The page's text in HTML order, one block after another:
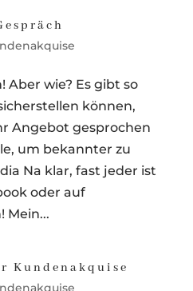
Aber wie? Es gibt so
können,
Angebot gesprochen
um bekannter zu
Na klar, fast jeder ist
oder auf
Mein...
Kundenakquise